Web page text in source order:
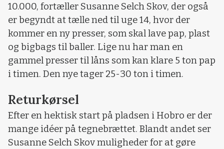
10.000, fortæller Susanne Selch Skov, der også
er begyndt at tælle ned til uge 14, hvor der
kommer en ny presser, som skal lave pap, plast
og bigbags til baller. Lige nu har man en
gammel presser til låns som kan klare 5 ton pap
i timen. Den nye tager 25-30 ton i timen.
Returkørsel
Efter en hektisk start på pladsen i Hobro er der
mange idéer på tegnebrættet. Blandt andet ser
Susanne Selch Skov muligheder for at gøre